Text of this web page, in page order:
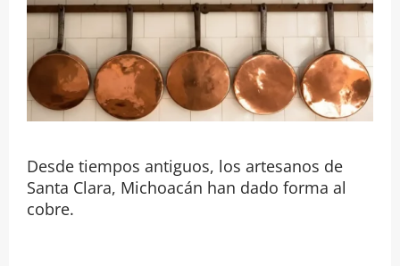
Desde tiempos antiguos, los artesanos de
Santa Clara, Michoacán han dado forma al
cobre.